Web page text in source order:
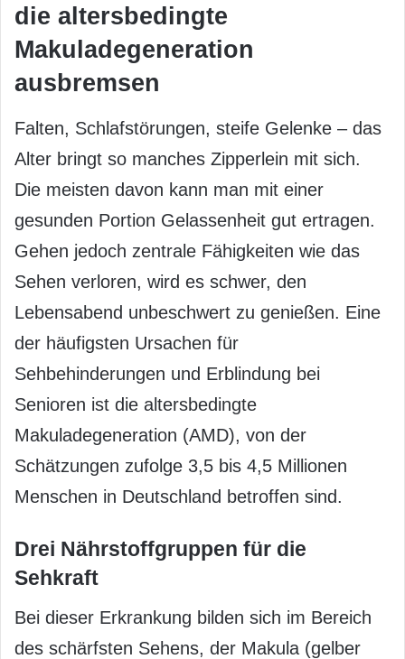
die altersbedingte
Makuladegeneration
ausbremsen
Falten, Schlafstörungen, steife Gelenke – das
Alter bringt so manches Zipperlein mit sich.
Die meisten davon kann man mit einer
gesunden Portion Gelassenheit gut ertragen.
Gehen jedoch zentrale Fähigkeiten wie das
Sehen verloren, wird es schwer, den
Lebensabend unbeschwert zu genießen. Eine
der häufigsten Ursachen für
Sehbehinderungen und Erblindung bei
Senioren ist die altersbedingte
Makuladegeneration (AMD), von der
Schätzungen zufolge 3,5 bis 4,5 Millionen
Menschen in Deutschland betroffen sind.
Drei Nährstoffgruppen für die
Sehkraft
Bei dieser Erkrankung bilden sich im Bereich
des schärfsten Sehens, der Makula (gelber